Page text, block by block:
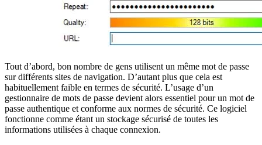
Tout d’abord, bon nombre de gens utilisent un même mot de passe
sur différents sites de navigation. D’autant plus que cela est
habituellement faible en termes de sécurité. L’usage d’un
gestionnaire de mots de passe devient alors essentiel pour un mot de
passe authentique et conforme aux normes de sécurité. Ce logiciel
fonctionne comme étant un stockage sécurisé de toutes les
informations utilisées à chaque connexion.